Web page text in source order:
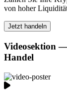
von hoher
Jetzt handeln
Videosektion
Handel